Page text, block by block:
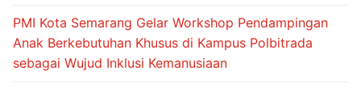
PMI Kota Semarang Gelar Workshop Pendampingan
Anak Berkebutuhan Khusus di Kampus Polbitrada
sebagai Wujud Inklusi Kemanusiaan